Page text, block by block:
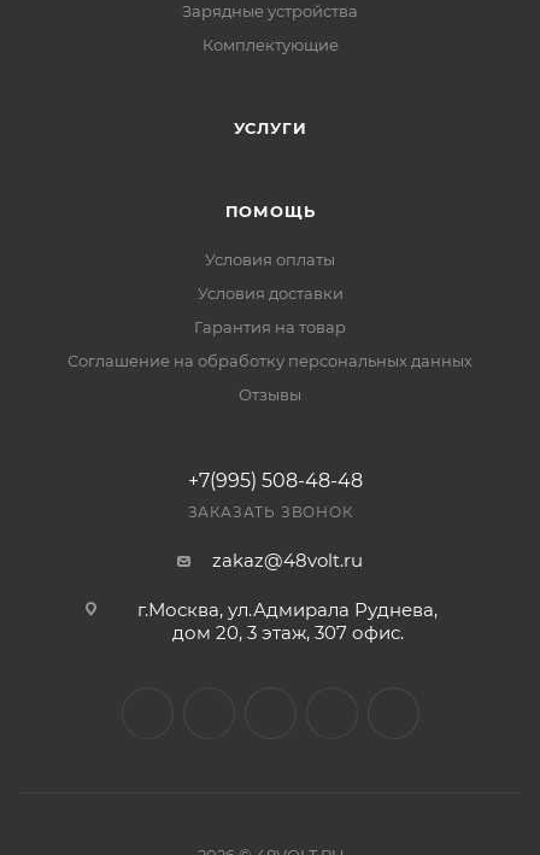
Зарядные устройства
Комплектующие
УСЛУГИ
ПОМОЩЬ
Условия оплаты
Условия доставки
Гарантия на товар
Соглашение на обработку персональных данных
Отзывы
+7(995) 508-48-48
ЗАКАЗАТЬ ЗВОНОК
zakaz@48volt.ru
г.Москва, ул.Адмирала Руднева,
дом 20, 3 этаж, 307 офис.